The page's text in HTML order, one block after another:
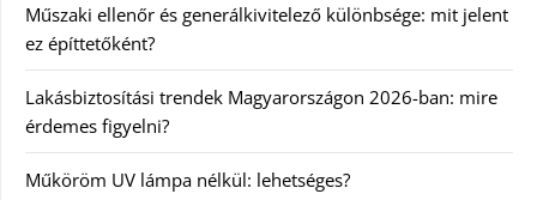
Műszaki ellenőr és generálkivitelező különbsége: mit jelent
ez építtetőként?
Lakásbiztosítási trendek Magyarországon 2026-ban: mire
érdemes figyelni?
Műköröm UV lámpa nélkül: lehetséges?